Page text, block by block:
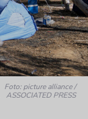
Foto: picture alliance /
ASSOCIATED PRESS